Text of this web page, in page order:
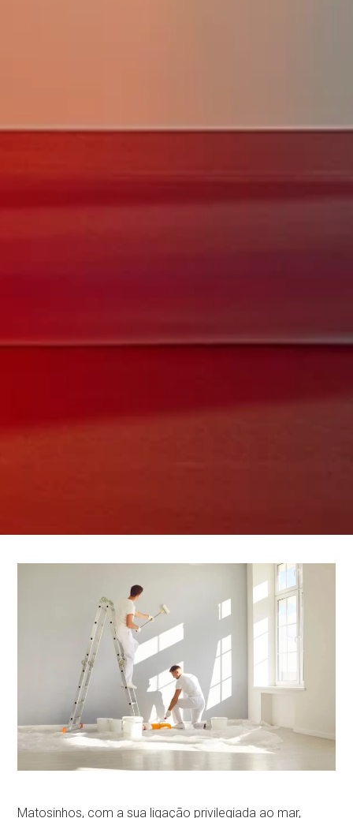
Matosinhos, com a sua ligação privilegiada ao mar,